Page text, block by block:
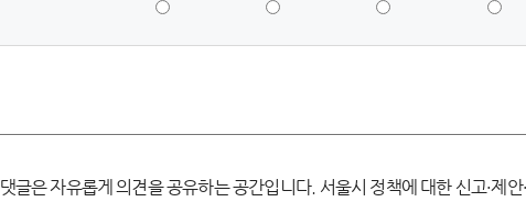
댓글은 자유롭게 의견을 공유하는 공간입니다. 서울시 정책에 대한 신고·제안